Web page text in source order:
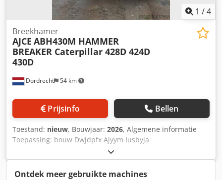
1 /4
Dordrecht 54 km
Breekhamer
AJCE ABH430M HAMMER
BREAKER Caterpillar 428D 424D
430D
Prijsinfo Bellen
Toestand: nieuw, Bouwjaar: 2026, Algemene informatie
Toepassing: bouw Dwjdpfx Ajyym Iusbyja
Referentienummer: 5 Gewichten Leeggewicht: 450 kg
Functioneel Afmetingen laadruimte: 150 x 71 x 80 cm CE-
markering: ja Staat Algemene staat: zeer goed Technische
Ontdek meer gebruikte machines